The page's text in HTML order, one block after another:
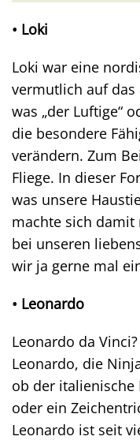
• Loki
Loki war eine
vermutlich auf das
was „der Luftige“
die besondere
verändern. Zum
Fliege. In dieser
was unsere
machte sich
bei unseren
wir ja gerne mal
• Leonardo
Leonardo da
Leonardo, die
ob der italienische
oder ein
Leonardo ist seit